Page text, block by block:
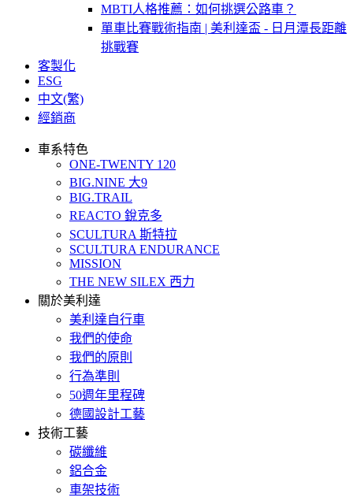
MBTI人格推薦：如何挑選公路車？
單車比賽戰術指南 | 美利達盃 - 日月潭長距離
挑戰賽
客製化
ESG
中文(繁)
經銷商
車系特色
ONE-TWENTY 120
BIG.NINE 大9
BIG.TRAIL
REACTO 銳克多
SCULTURA 斯特拉
SCULTURA ENDURANCE
MISSION
THE NEW SILEX 西力
關於美利達
美利達自行車
我們的使命
我們的原則
行為準則
50週年里程碑
德國設計工藝
技術工藝
碳纖維
鋁合金
車架技術